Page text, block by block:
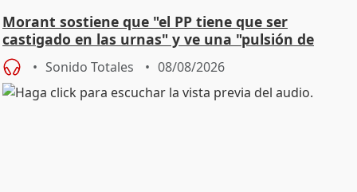
Morant sostiene que "el PP tiene que ser
castigado en las urnas" y ve una "pulsión de
cambio"
Sonido Totales 08/08/2026